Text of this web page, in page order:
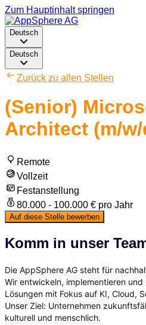
Zum Hauptinhalt springen
Deutsch
Deutsch
Zurück zu allen Stellen
(Senior)
Architect (m/w/
Remote
Vollzeit
Festanstellung
80.000 - 100.000 € pro Jahr
Auf diese Stelle bewerben
Komm in unser
Die AppSphere AG steht für
Wir entwickeln, implementieren
Lösungen mit Fokus auf KI, Cloud,
Unser Ziel: Unternehmen
kulturell und menschlich.